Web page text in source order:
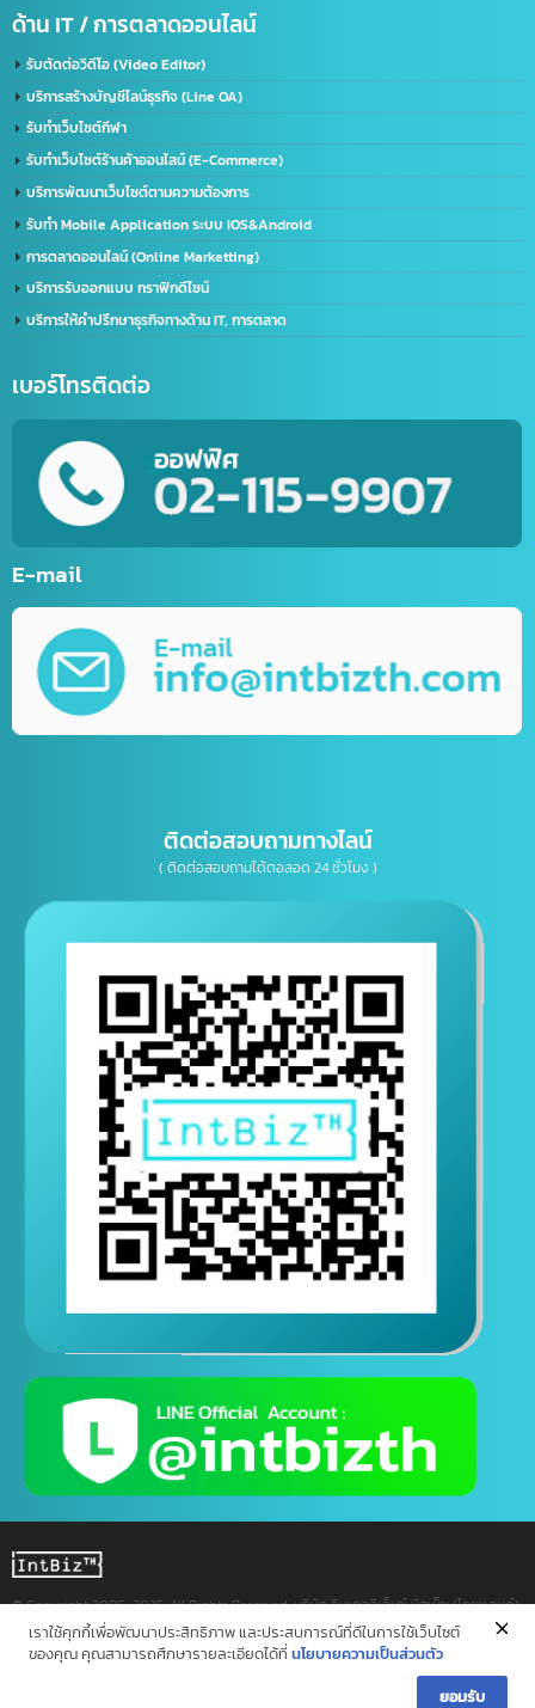
บริการรับขึ้นทะเบียน GACC
ด้านการนำเข้า-ส่งออก
บริการนำเข้า – ส่งออก(Import-Export)
บริการชิปปิ้ง (Shipping) ไทย-จีน
บริการส่งออกอาหารทะเลแช่แข็ง (ไทยไปจีน)
บริการขนส่งทางเครื่องบิน (เส้นทางจีน-ไทย)
ด้าน IT / การตลาดออนไลน์
รับตัดต่อวิดีโอ (Video Editor)
รับทำเว็บไซต์กีฬา
รับทำเว็บไซต์ร้านค้าออนไลน์ (E-Commerce)
บริการพัฒนาเว็บไซต์ตามความต้องการ
การตลาดออนไลน์ (Online Marketting)
บริการรับออกแบบ กราฟิกดีไซน์
บริการให้คำปรึกษาธุรกิจทางด้าน IT, การตลาด
เบอร์โทรติดต่อ
E-mail
ติดต่อสอบถามทางไลน์
( ติดต่อสอบถามได้ตอลอด 24 ชั่วโมง )